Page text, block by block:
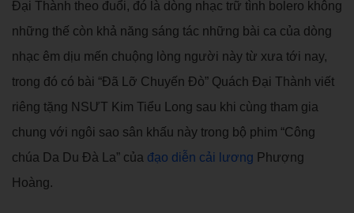
Đại Thành theo đuổi, đó là dòng nhạc trữ tình bolero không
những thế còn khả năng sáng tác những bài ca của dòng
nhạc êm dịu mến chuộng lòng người này từ xưa tới nay,
trong đó có bài “Đã Lỡ Chuyến Đò” Quách Đại Thành viết
riêng tặng NSƯT Kim Tiểu Long sau khi cùng tham gia
chung với ngôi sao sân khấu này trong bộ phim “Công
chúa Da Du Đà La” của đạo diễn cải lương Phượng
Hoàng.